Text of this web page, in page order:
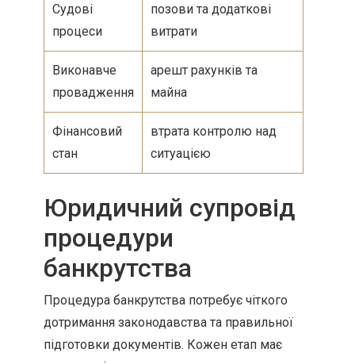
Судові
процеси
позови та додаткові
витрати
Виконавче
провадження
арешт рахунків та
майна
Фінансовий
стан
втрата контролю над
ситуацією
Юридичний супровід
процедури
банкрутства
Процедура банкрутства потребує чіткого
дотримання законодавства та правильної
підготовки документів. Кожен етап має